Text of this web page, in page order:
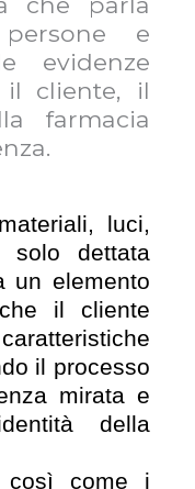
e
evidenze
cliente, il
farmacia
luci,
dettata
un elemento
il cliente
il processo
mirata e
della
così come i